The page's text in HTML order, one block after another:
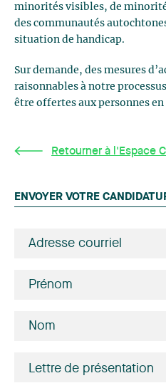
minorités visibles, de
des communautés
situation de handicap.
Sur demande, des mesures
raisonnables à notre
être offertes aux personnes
Retourner à l'Espace
ENVOYER VOTRE
Lettre de présentation